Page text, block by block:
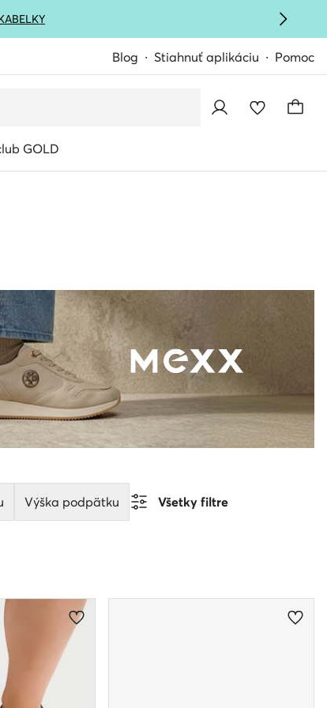
Blog Stiahnuť aplikáciu Pomoc
GOLD
Výška podpätku Všetky filtre